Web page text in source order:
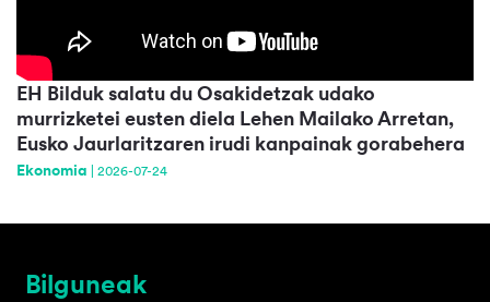
EH Bilduk salatu du Osakidetzak udako
murrizketei eusten diela Lehen Mailako Arretan,
Eusko Jaurlaritzaren irudi kanpainak gorabehera
Ekonomia 2026-07-24
Bilguneak